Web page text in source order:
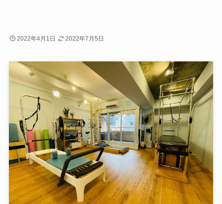
2022年4月1日 2022年7月5日